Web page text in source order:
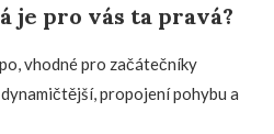
je pro vás ta pravá?
vhodné pro začátečníky
dynamičtější, propojení pohybu a